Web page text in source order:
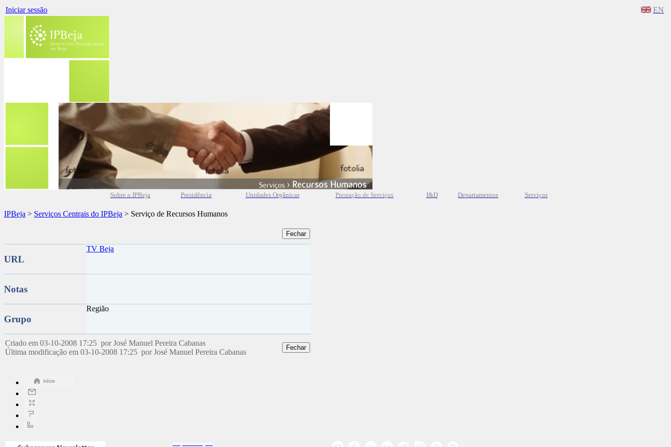
Iniciar sessão EN
Sobre o IPBeja Presidência Unidades Orgânicas Prestação de Serviços I&D Departamentos Serviços
IPBeja > Serviços Centrais do IPBeja > Serviço de Recursos Humanos
URL
TV Beja
Notas
Grupo
Região
Criado em 03-10-2008 17:25 por José Manuel Pereira Cabanas
Última modificação em 03-10-2008 17:25 por José Manuel Pereira Cabanas